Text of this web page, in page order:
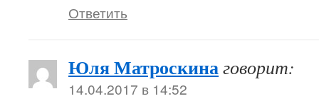
Ответить
Юля Матроскинаговорит:
14.04.2017 в 14:52